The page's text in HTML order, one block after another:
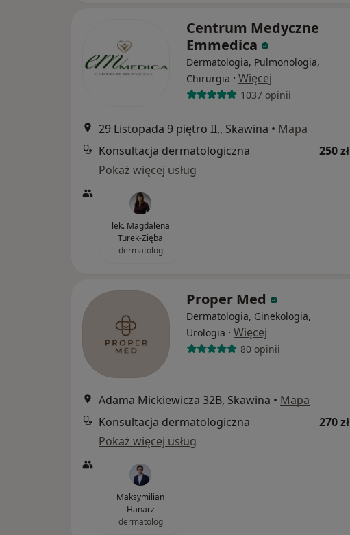
Centrum Medyczne
Emmedica
Dermatologia, Pulmonologia,
Chirurgia · Więcej
1037 opinii
29 Listopada 9 piętro II,, Skawina • Mapa
Konsultacja dermatologiczna
250 zł
Pokaż więcej usług
lek. Magdalena
Turek-Zięba
dermatolog
Proper Med
Dermatologia, Ginekologia,
Urologia · Więcej
80 opinii
Adama Mickiewicza 32B, Skawina • Mapa
Konsultacja dermatologiczna
270 zł
Pokaż więcej usług
Maksymilian
Hanarz
dermatolog